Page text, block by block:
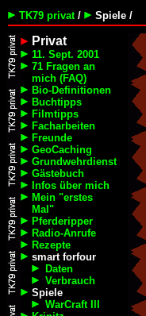
TK79 privat/ Spiele /
Privat
11. Sept. 2001
71 Fragen an
mich (FAQ)
Bio-Definitionen
Buchtipps
Filmtipps
Facharbeiten
Freunde
GeoCaching
Grundwehrdienst
Gästebuch
Infos über mich
Mein "erstes
Mal"
Pferderipper
Radio-Anrufe
Rezepte
smart forfour
Daten
Verbrauch
Spiele
WarCraft III